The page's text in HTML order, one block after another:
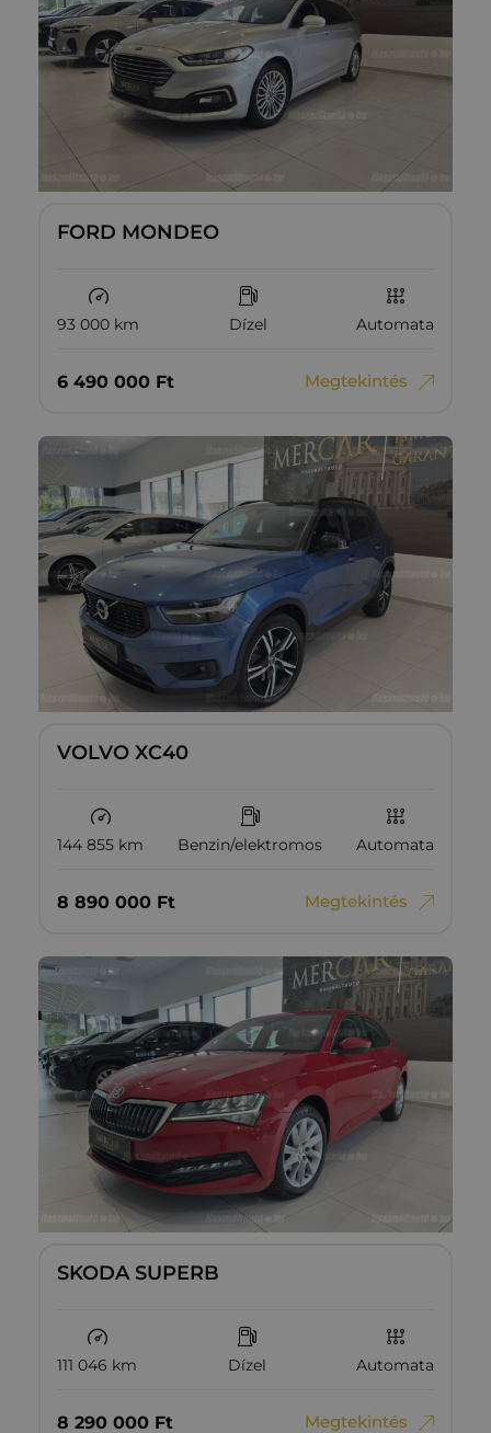
FORD MONDEO
93 000 km Dízel Automata
6‏‏‎ ‎490‏‏‎ ‎000 Ft Megtekintés
VOLVO XC40
144 855 km Benzin/elektromos Automata
8‏‏‎ ‎890‏‏‎ ‎000 Ft Megtekintés
SKODA SUPERB
111 046 km Dízel Automata
8‏‏‎ ‎290‏‏‎ ‎000 Ft Megtekintés